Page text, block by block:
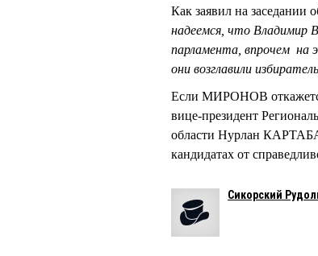
Как заявил на
надеемся, что Владимир
парламента, впрочем на
они возглавили
Если МИРОНОВ откажется
вице-президент
области Нурлан
кандидатах от
Сикорский